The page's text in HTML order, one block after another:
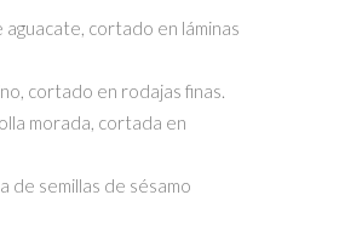
aguacate, cortado en láminas
cortado en rodajas finas.
morada, cortada en
de semillas de sésamo